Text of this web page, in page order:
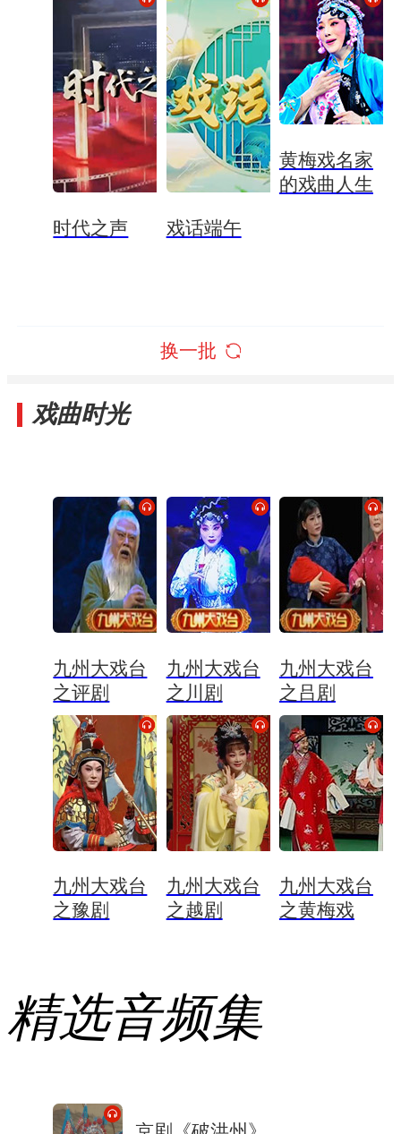
时代之声 戏话端午
黄梅戏名家
的戏曲人生
换一批
戏曲时光
九州大戏台
之评剧
九州大戏台
之川剧
九州大戏台
之吕剧
九州大戏台
之豫剧
九州大戏台
之越剧
九州大戏台
之黄梅戏
精选音频集